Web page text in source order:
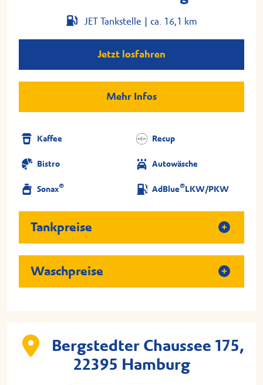
JET Tankstelle | ca. 16,1 km
Jetzt losfahren
Mehr Infos
Kaffee Recup
Bistro Autowäsche
Sonax® AdBlue® LKW/PKW
Tankpreise
Waschpreise
Bergstedter Chaussee 175,
22395 Hamburg